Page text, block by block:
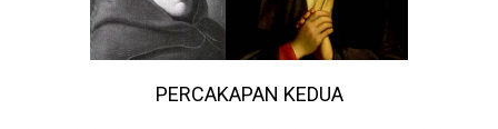
PERCAKAPAN KEDUA